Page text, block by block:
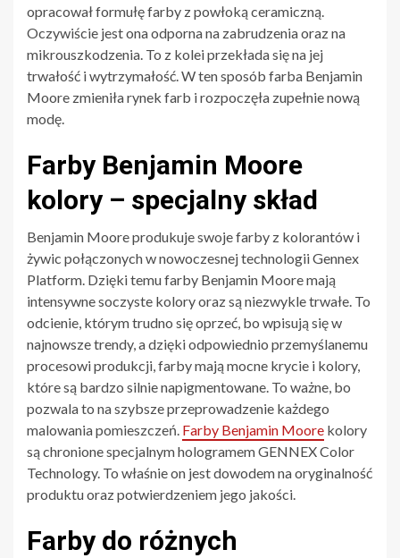
opracował formułę farby z powłoką ceramiczną.
Oczywiście jest ona odporna na zabrudzenia oraz na
mikrouszkodzenia. To z kolei przekłada się na jej
trwałość i wytrzymałość. W ten sposób farba Benjamin
Moore zmieniła rynek farb i rozpoczęła zupełnie nową
modę.
Farby Benjamin Moore
kolory – specjalny skład
Benjamin Moore produkuje swoje farby z kolorantów i
żywic połączonych w nowoczesnej technologii Gennex
Platform. Dzięki temu farby Benjamin Moore mają
intensywne soczyste kolory oraz są niezwykle trwałe. To
odcienie, którym trudno się oprzeć, bo wpisują się w
najnowsze trendy, a dzięki odpowiednio przemyślanemu
procesowi produkcji, farby mają mocne krycie i kolory,
które są bardzo silnie napigmentowane. To ważne, bo
pozwala to na szybsze przeprowadzenie każdego
malowania pomieszczeń. Farby Benjamin Moore kolory
są chronione specjalnym hologramem GENNEX Color
Technology. To właśnie on jest dowodem na oryginalność
produktu oraz potwierdzeniem jego jakości.
Farby do różnych